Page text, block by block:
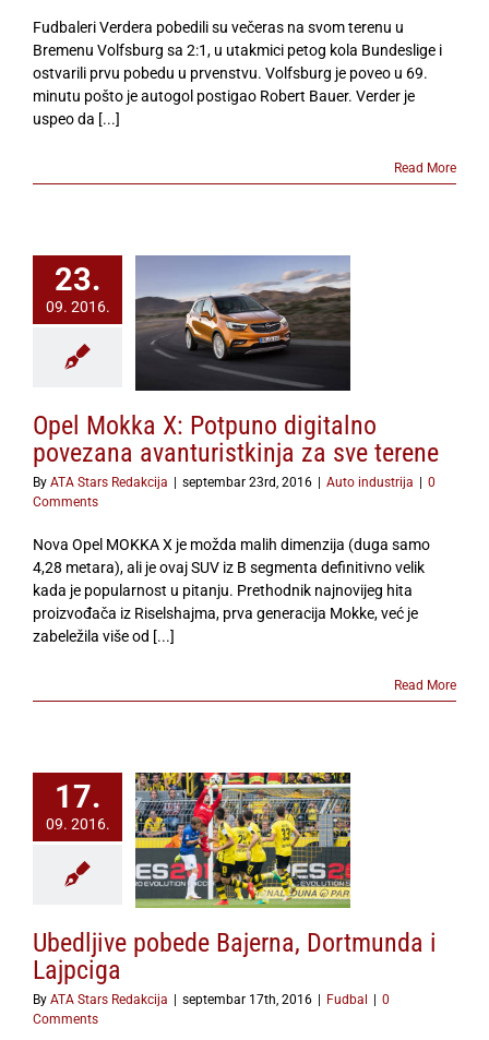
Fudbaleri Verdera pobedili su večeras na svom terenu u
Bremenu Volfsburg sa 2:1, u utakmici petog kola Bundeslige i
ostvarili prvu pobedu u prvenstvu. Volfsburg je poveo u 69.
minutu pošto je autogol postigao Robert Bauer. Verder je
uspeo da [...]
Read More
23.
09. 2016.
X: Potpuno
povezana
za sve
Opel Mokka X: Potpuno digitalno
povezana avanturistkinja za sve terene
By ATA Stars Redakcija septembar 23rd, 2016 Auto industrija
0
Comments
Nova Opel MOKKA X je možda malih dimenzija (duga samo
4,28 metara), ali je ovaj SUV iz B segmenta definitivno velik
kada je popularnost u pitanju. Prethodnik najnovijeg hita
proizvođača iz Riselshajma, prva generacija Mokke, već je
zabeležila više od [...]
Read More
17.
09. 2016.
pobede
Ubedljive pobede Bajerna, Dortmunda i
Lajpciga
By ATA Stars Redakcija septembar 17th, 2016 Fudbal
0
Comments